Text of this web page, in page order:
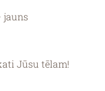
jauns
Jūsu tēlam!